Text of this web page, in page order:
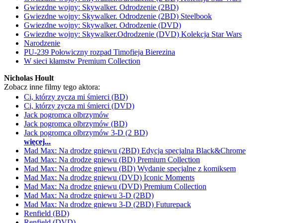
Gwiezdne wojny: Skywalker. Odrodzenie (2BD)
Gwiezdne wojny: Skywalker. Odrodzenie (2BD) Steelbook
Gwiezdne wojny: Skywalker. Odrodzenie (DVD)
Gwiezdne wojny: Skywalker.Odrodzenie (DVD) Kolekcja Star Wars
Narodzenie
PU-239 Połowiczny rozpad Timofieja Bierezina
W sieci kłamstw Premium Collection
Nicholas Hoult
Zobacz inne filmy tego aktora:
Ci, którzy zycza mi śmierci (BD)
Ci, którzy zycza mi śmierci (DVD)
Jack pogromca olbrzymów
Jack pogromca olbrzymów (BD)
Jack pogromca olbrzymów 3-D (2 BD)
więcej...
Mad Max: Na drodze gniewu (2BD) Edycja specjalna Black&Chrome
Mad Max: Na drodze gniewu (BD) Premium Collection
Mad Max: Na drodze gniewu (BD) Wydanie specjalne z komiksem
Mad Max: Na drodze gniewu (DVD) Iconic Moments
Mad Max: Na drodze gniewu (DVD) Premium Collection
Mad Max: Na drodze gniewu 3-D (2BD)
Mad Max: Na drodze gniewu 3-D (2BD) Futurepack
Renfield (BD)